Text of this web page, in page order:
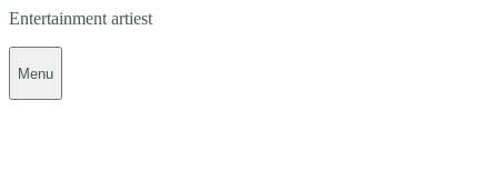
Entertainment artiest
Menu